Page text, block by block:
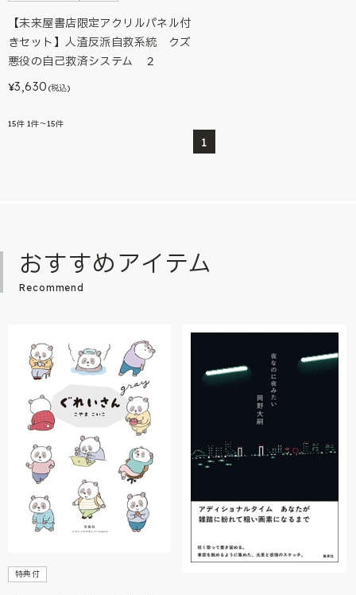
【未来屋書店限定アクリルパネル付
きセット】人渣反派自救系統 クズ
悪役の自己救済システム ２
¥3,630 (税込)
15件 1件～15件
1
おすすめアイテム
Recommend
特典付